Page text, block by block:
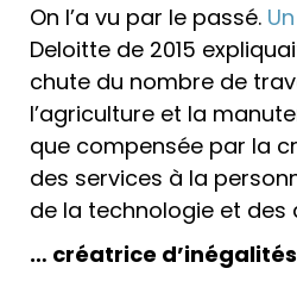
On l’a vu par le passé.
Deloitte de 2015
chute du nombre de
l’agriculture et la
que compensée par la
des services à la
de la technologie et des
… créatrice d’inégalités